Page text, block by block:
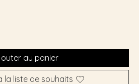
au panier
la liste de souhaits